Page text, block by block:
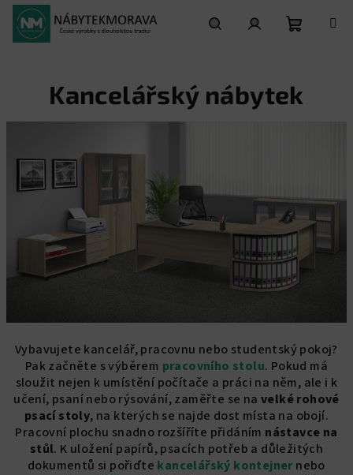
Přejít
obsah
košík
Kancelářský nábytek
Vybavujete kancelář, pracovnu nebo studentský pokoj?
Pak začněte s výběrem pracovního stolu. Pokud má
sloužit nejen k umístění počítače a práci na něm, ale i k
učení, psaní nebo rýsování, zaměřte se na velké rohové
psací stoly, na kterých se najde dost místa na obojí.
Pracovní plochu snadno rozšíříte přidáním nástavce na
stůl. K uložení papírů, psacích potřeb a důležitých
dokumentů si pořiďte kancelářský kontejner nebo